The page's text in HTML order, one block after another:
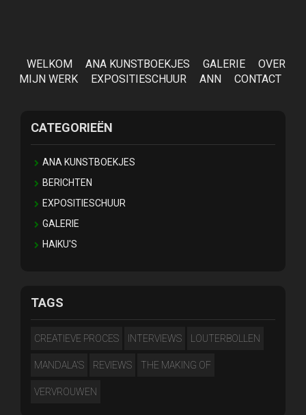
WELKOM ANA KUNSTBOEKJES GALERIE
OVER
MIJN WERK
EXPOSITIESCHUUR ANN CONTACT
CATEGORIEËN
ANA KUNSTBOEKJES
BERICHTEN
EXPOSITIESCHUUR
GALERIE
HAIKU'S
TAGS
CREATIEVE PROCES INTERVIEWS LOUTERBOLLEN
MANDALA'S REVIEWS THE MAKING OF
VERVROUWEN